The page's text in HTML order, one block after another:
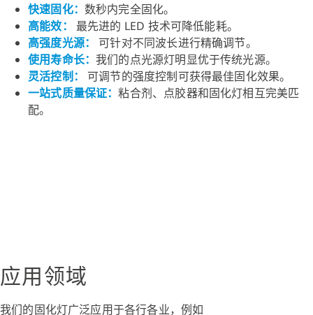
快速固化： 数秒内完全固化。
高能效： 最先进的 LED 技术可降低能耗。
高强度光源： 可针对不同波长进行精确调节。
使用寿命长：我们的点光源灯明显优于传统光源。
灵活控制： 可调节的强度控制可获得最佳固化效果。
一站式质量保证：粘合剂、点胶器和固化灯相互完美匹
配。
应用领域
我们的固化灯广泛应用于各行各业，例如